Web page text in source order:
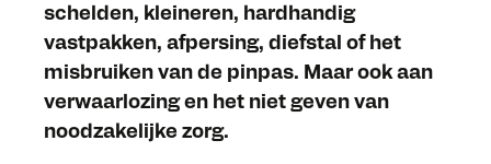
schelden, kleineren, hardhandig
vastpakken, afpersing, diefstal of het
misbruiken van de pinpas. Maar ook aan
verwaarlozing en het niet geven van
noodzakelijke zorg.